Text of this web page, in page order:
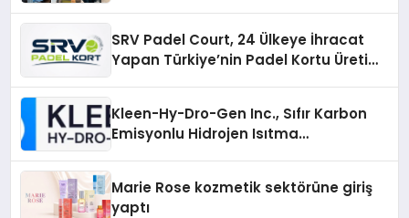
SRV Padel Court, 24 Ülkeye İhracat
Yapan Türkiye’nin Padel Kortu Üretim
Kleen-Hy-Dro-Gen Inc., Sıfır Karbon
Emisyonlu Hidrojen Isıtma
Marie Rose kozmetik sektörüne giriş
yaptı